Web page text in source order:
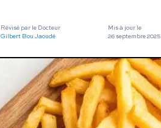
Révisé par le Docteur
Gilbert Bou Jaoudé
Mis à jour le
26 septembre 2025